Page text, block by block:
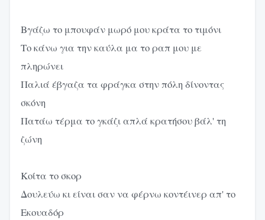
Βγάζω το μπουφάν μωρό μου κράτα το τιμόνι
Το κάνω για την καύλα μα το ραπ μου με
πληρώνει
Παλιά έβγαζα τα φράγκα στην πόλη δίνοντας
σκόνη
Πατάω τέρμα το γκάζι απλά κρατήσου βάλ' τη
ζώνη
Κοίτα το σκορ
Δουλεύω κι είναι σαν να φέρνω κοντέινερ απ' το
Εκουαδόρ